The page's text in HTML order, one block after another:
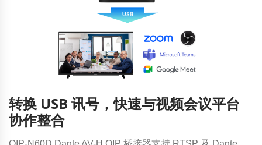
转换 USB 讯号，快速与视频会议平台
协作整合